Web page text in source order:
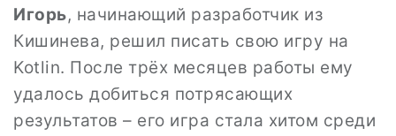
Игорь, начинающий разработчик из
Кишинева, решил писать свою игру на
Kotlin. После трёх месяцев работы ему
удалось добиться потрясающих
результатов – его игра стала хитом среди